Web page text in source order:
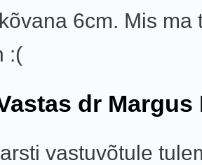
6cm. Mis ma
:(
dr Margus
vastuvõtule